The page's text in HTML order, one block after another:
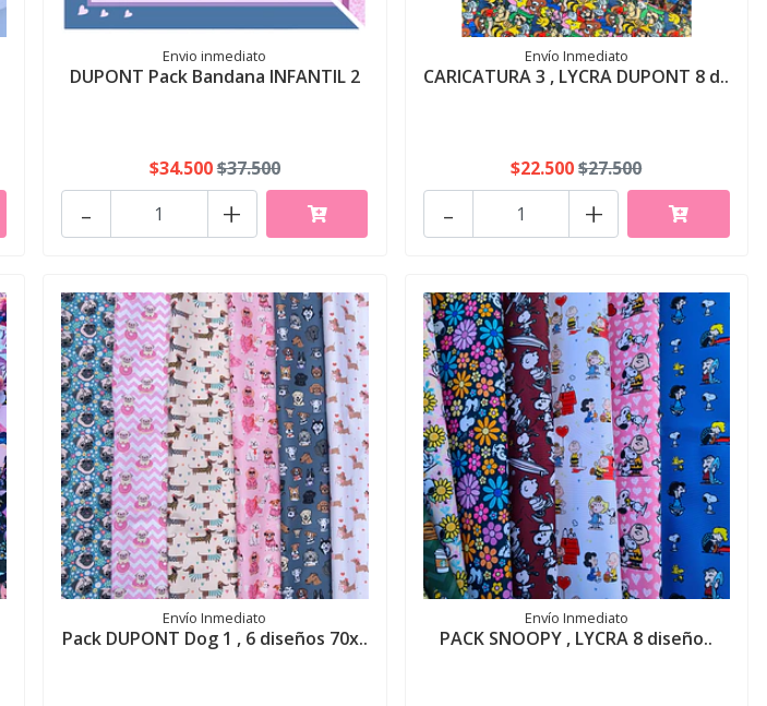
Envio inmediato
DUPONT Pack Bandana INFANTIL 2
$34.500$37.500
+
-
Envío Inmediato
CARICATURA 3 , LYCRA DUPONT 8 d..
$22.500$27.500
+
-
Envío Inmediato
Pack DUPONT Dog 1 , 6 diseños 70x..
Envío Inmediato
PACK SNOOPY , LYCRA 8 diseño..